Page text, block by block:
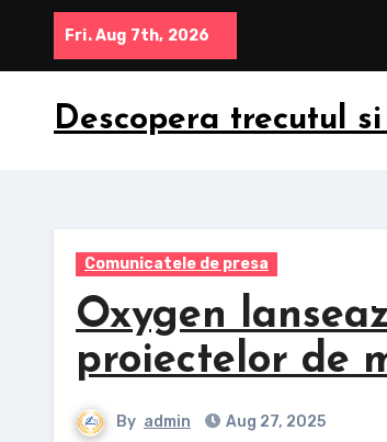
content
Fri. Aug 7th, 2026
Descopera trecutul
Comunicatele de presa
Oxygen
proiectelor de
By admin Aug 27, 2025